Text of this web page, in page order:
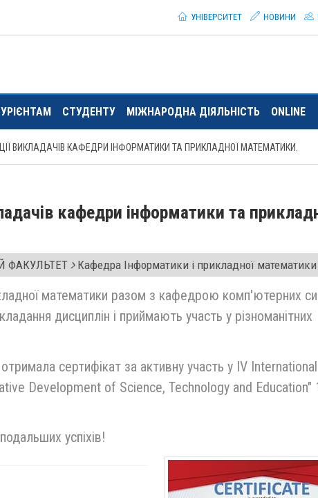
УНІВЕРСИТЕТ
НОВИНИ
СТУДЕНТУ МІЖНАРОДНА ДІЯЛЬНІСТЬ ONLINE
ВИКЛАДАЧІВ КАФЕДРИ ІНФОРМАТИКИ ТА ПРИКЛАДНОЇ МАТЕМАТИКИ.
кафедри інформатики та
ФАКУЛЬТЕТ Кафедра Інформатики і прикладної математики
математики разом з кафедрою комп'ютерних
дисциплін і приймають участь у різноманітних
сертифікат за активну участь у IV International
Development of Science, Technology and Education"
успіхів!